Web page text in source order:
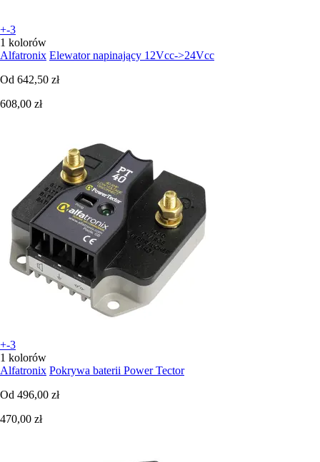
+-3
1 kolorów
Alfatronix Elewator napinający 12Vcc->24Vcc
Od 642,50 zł
608,00 zł
+-3
1 kolorów
Alfatronix Pokrywa baterii Power Tector
Od 496,00 zł
470,00 zł